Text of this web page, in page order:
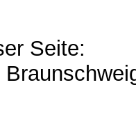
Seite: